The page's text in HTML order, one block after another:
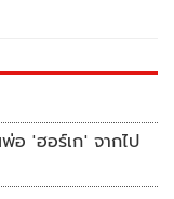
อ 'ฮอร์เก' จากไป